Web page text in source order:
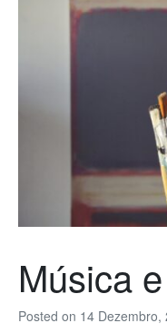
Posted on 14 Dezembro,
Música